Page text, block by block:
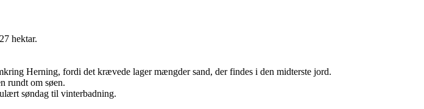
hektar.
Herning, fordi det krævede lager mængder sand, der findes i den midterste jord.
rundt om søen.
søndag til vinterbadning.